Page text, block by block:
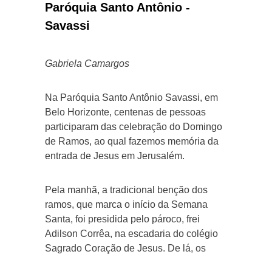
Paróquia Santo Antônio -
Savassi
Gabriela Camargos
Na Paróquia Santo Antônio Savassi, em
Belo Horizonte, centenas de pessoas
participaram das celebração do Domingo
de Ramos, ao qual fazemos memória da
entrada de Jesus em Jerusalém.
Pela manhã, a tradicional benção dos
ramos, que marca o início da Semana
Santa, foi presidida pelo pároco, frei
Adilson Corrêa, na escadaria do colégio
Sagrado Coração de Jesus. De lá, os